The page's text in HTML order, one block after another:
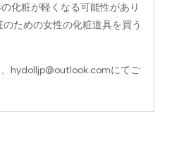
化粧が軽くなる可能性があり
ための女性の化粧道具を買う
hydolljp@outlook.comにてご